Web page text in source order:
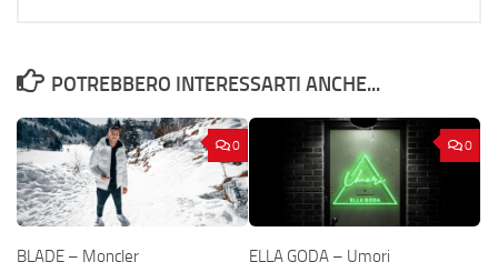
POTREBBERO INTERESSARTI ANCHE...
0
BLADE – Moncler
0
ELLA GODA – Umori